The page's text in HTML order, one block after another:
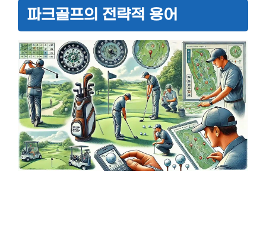
파크골프의 전략적 용어